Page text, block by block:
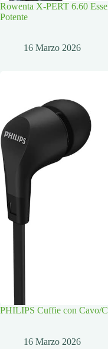
Rowenta X-PERT 6.60
Potente
16 Marzo 2026
PHILIPS Cuffie con Cavo/
16 Marzo 2026